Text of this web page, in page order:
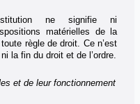
ne signifie ni
matérielles de la
règle de droit. Ce n’est
la fin du droit et de l’ordre.
et de leur fonctionnement